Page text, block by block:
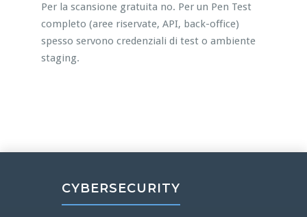
Per la scansione gratuita no. Per un Pen Test
completo (aree riservate, API, back-office)
spesso servono credenziali di test o ambiente
staging.
CYBERSECURITY